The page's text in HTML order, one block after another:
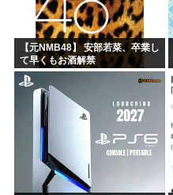
【元NMB48】 安部若菜、卒業し
て早くもお酒解禁